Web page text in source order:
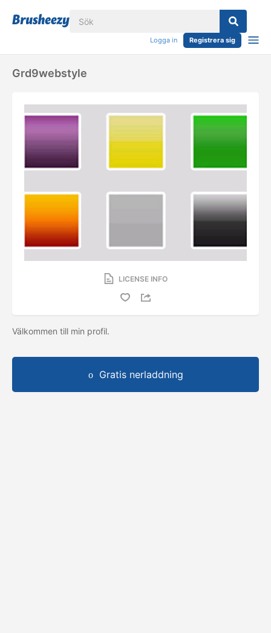
Logga in Registrera sig
Grd9webstyle
LICENSE INFO
Välkommen till min profil.
Gratis nerladdning